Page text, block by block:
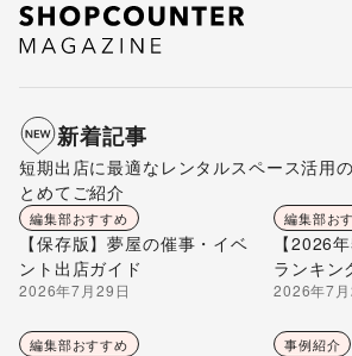
新着記事
短期出店に最適なレンタルスペース活用
とめてご紹介
編集部おすすめ
【保存版】夢屋の催事・イベ
ント出店ガイド
2026年7月29日
編集部お
【2026
ランキン
編集部が
2026年7
編集部おすすめ 事例紹介